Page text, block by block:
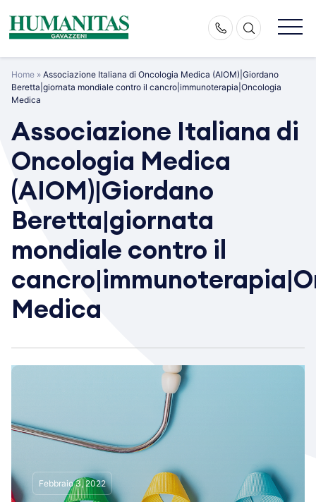
content
Home » Associazione Italiana di Oncologia Medica (AIOM)|Giordano
Beretta|giornata mondiale contro il cancro|immunoterapia|Oncologia
Medica
Associazione Italiana di
Oncologia Medica
(AIOM)|Giordano
Beretta|giornata
mondiale contro il
Medica
Febbraio 3, 2022